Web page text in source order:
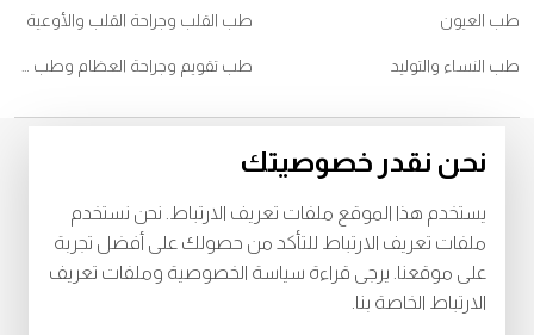
طب العيون طب القلب وجراحة القلب والأوعية
طب النساء والتوليد
خصوصيةالبنود و الظروف
Download Burjeel App Now
نحن نقدر خصوصيتك
يستخدم هذا الموقع ملفات تعريف الارتباط. نحن نستخدم
ملفات تعريف الارتباط للتأكد من حصولك على أفضل تجربة
على موقعنا. يرجى قراءة سياسة الخصوصية وملفات تعريف
الارتباط الخاصة بنا.